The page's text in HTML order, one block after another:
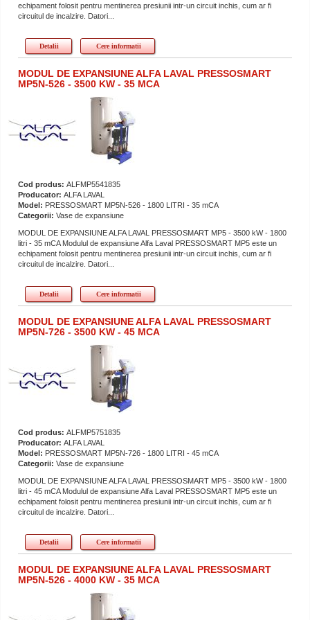
echipament folosit pentru mentinerea presiunii intr-un circuit inchis, cum ar fi
circuitul de incalzire. Datori...
Detalii Cere informatii
MODUL DE EXPANSIUNE ALFA LAVAL PRESSOSMART
MP5N-526 - 3500 KW - 35 MCA
Cod produs: ALFMP5541835
Producator: ALFA LAVAL
Model: PRESSOSMART MP5N-526 - 1800 LITRI - 35 mCA
Categorii: Vase de expansiune
MODUL DE EXPANSIUNE ALFA LAVAL PRESSOSMART MP5 - 3500 kW - 1800
litri - 35 mCA Modulul de expansiune Alfa Laval PRESSOSMART MP5 este un
echipament folosit pentru mentinerea presiunii intr-un circuit inchis, cum ar fi
circuitul de incalzire. Datori...
Detalii Cere informatii
MODUL DE EXPANSIUNE ALFA LAVAL PRESSOSMART
MP5N-726 - 3500 KW - 45 MCA
Cod produs: ALFMP5751835
Producator: ALFA LAVAL
Model: PRESSOSMART MP5N-726 - 1800 LITRI - 45 mCA
Categorii: Vase de expansiune
MODUL DE EXPANSIUNE ALFA LAVAL PRESSOSMART MP5 - 3500 kW - 1800
litri - 45 mCA Modulul de expansiune Alfa Laval PRESSOSMART MP5 este un
echipament folosit pentru mentinerea presiunii intr-un circuit inchis, cum ar fi
circuitul de incalzire. Datori...
Detalii Cere informatii
MODUL DE EXPANSIUNE ALFA LAVAL PRESSOSMART
MP5N-526 - 4000 KW - 35 MCA